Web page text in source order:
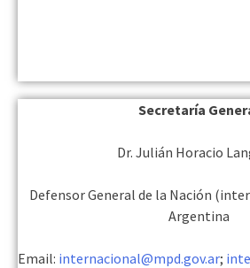
Secretaría
Dr. Julián Horacio
Defensor General de la Nación
Argentina
Email: internacional@mpd.gov.ar;